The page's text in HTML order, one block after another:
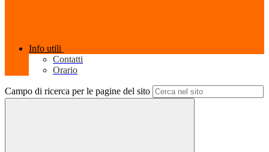
Info utili
Contatti
Orario
Campo di ricerca per le pagine del sito